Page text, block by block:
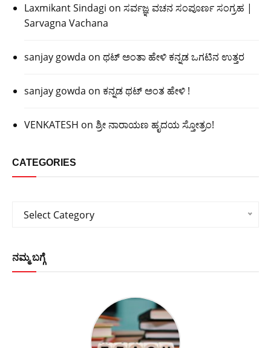
Laxmikant Sindagi on ಸರ್ವಜ್ಞ ವಚನ ಸಂಪೂರ್ಣ ಸಂಗ್ರಹ |
Sarvagna Vachana
sanjay gowda on ಥಟ್ ಅಂತಾ ಹೇಳಿ ಕನ್ನಡ ಒಗಟಿನ ಉತ್ತರ
sanjay gowda on ಕನ್ನಡ ಥಟ್ ಅಂತ ಹೇಳಿ !
VENKATESH on ಶ್ರೀ ನಾರಾಯಣ ಹೃದಯ ಸ್ತೋತ್ರಂ!
CATEGORIES
Categories
Select Category
ನಮ್ಮ ಬಗ್ಗೆ